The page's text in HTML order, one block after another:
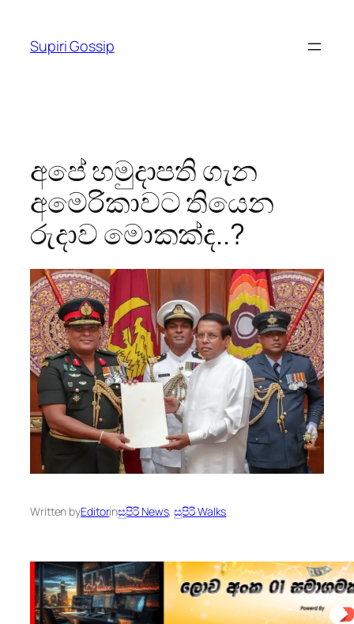
content
Supiri Gossip
අපේ හමුදාපති ගැන
අමෙරිකාවට තියෙන
රුදාව මොකක්ද..?
Written byEditorinසුපිරි News, සුපිරි Walks